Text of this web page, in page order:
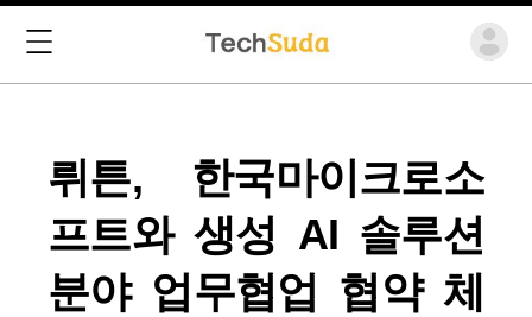
뤼튼, 한국마이크로소
프트와 생성 AI 솔루션
분야 업무협업 협약 체